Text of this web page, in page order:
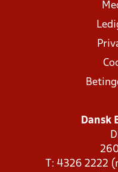
Dansk
T: 4326 2222